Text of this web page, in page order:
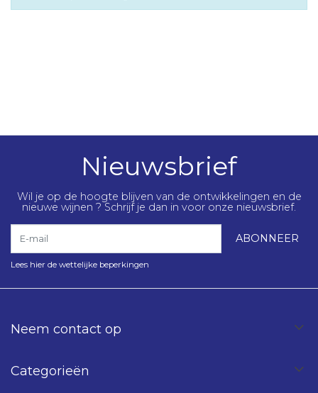
Nieuwsbrief
Wil je op de hoogte blijven van de ontwikkelingen en de
nieuwe wijnen ? Schrijf je dan in voor onze nieuwsbrief.
ABONNEER
Lees hier de wettelijke beperkingen
Neem contact op
Categorieën